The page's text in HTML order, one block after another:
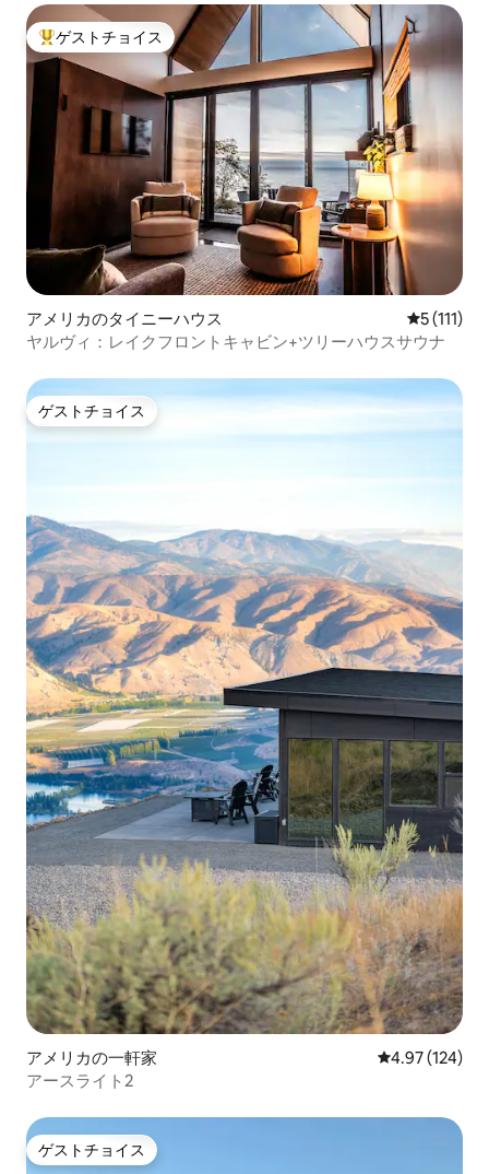
大好評のゲストチョイスです。
ゲストチョイス
アメリカのタイニーハウス レビュー
5 (111)
ヤルヴィ：レイクフロントキャビン+ツリーハウスサウナ
ゲストチョイス
ゲストチョイス
アメリカの一軒家 レビュー124
4.97 (124)
アースライト2
ゲストチョイス
ゲストチョイス